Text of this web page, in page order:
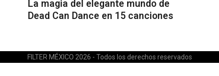
La magia del elegante mundo de
Dead Can Dance en 15 canciones
FILTER MÉXICO 2026 - Todos los derechos reservados